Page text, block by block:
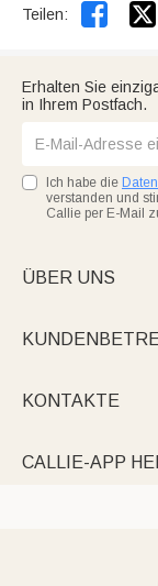
Teilen: 
Erhalten Sie
in Ihrem Postfach.
Ich habe die
verstanden und
Callie per E-Mail
ÜBER UNS
KONTAKTE
CALLIE-APP